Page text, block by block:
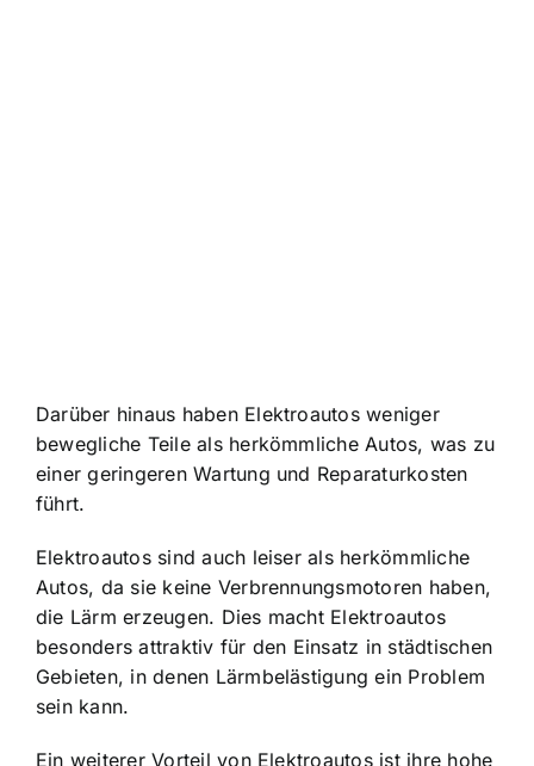
Darüber hinaus haben Elektroautos weniger
bewegliche Teile als herkömmliche Autos, was zu
einer geringeren Wartung und Reparaturkosten
führt.
Elektroautos sind auch leiser als herkömmliche
Autos, da sie keine Verbrennungsmotoren haben,
die Lärm erzeugen. Dies macht Elektroautos
besonders attraktiv für den Einsatz in städtischen
Gebieten, in denen Lärmbelästigung ein Problem
sein kann.
Ein weiterer Vorteil von Elektroautos ist ihre hohe